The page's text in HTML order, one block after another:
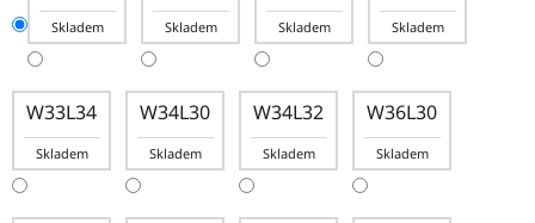
Skladem Skladem Skladem Skladem
W33L34
Skladem
W34L30
Skladem
W34L32
Skladem
W36L30
Skladem